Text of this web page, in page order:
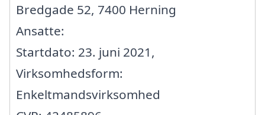
Bredgade 52, 7400 Herning
Ansatte:
Startdato: 23. juni 2021,
Virksomhedsform:
Enkeltmandsvirksomhed